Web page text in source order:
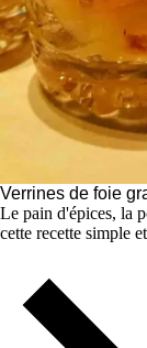
Verrines de foie
Le pain d'épices, la
cette recette simple